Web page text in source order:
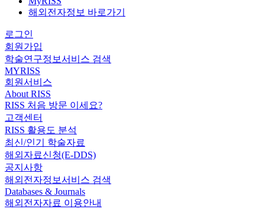
해외전자정보 바로가기
로그인
회원가입
학술연구정보서비스 검색
MYRISS
회원서비스
About RISS
RISS 처음 방문 이세요?
고객센터
RISS 활용도 분석
최신/인기 학술자료
해외자료신청(E-DDS)
공지사항
해외전자정보서비스 검색
Databases & Journals
해외전자자료 이용안내